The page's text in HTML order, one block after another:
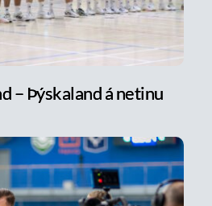
– Þýskaland á netinu